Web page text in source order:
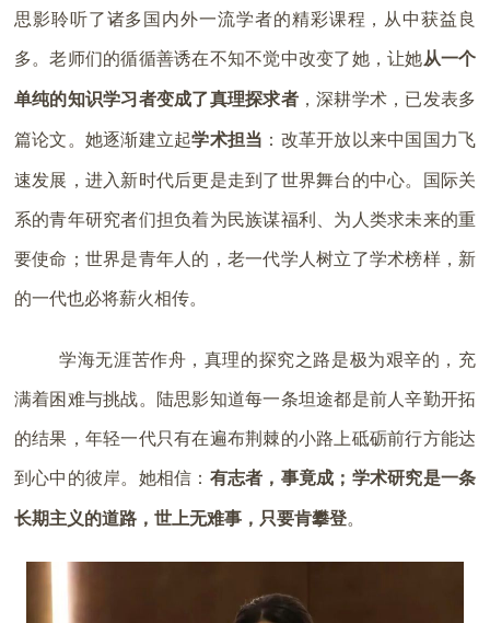
思影聆听了诸多国内外一流学者的精彩课程，从中获益良
多。老师们的循循善诱在不知不觉中改变了她，让她从一个
单纯的知识学习者变成了真理探求者，深耕学术，已发表多
篇论文。她逐渐建立起学术担当 ：改革开放以来中国国力飞
速发展，进入新时代后更是走到了世界舞台的中心。国际关
系的青年研究者们担负着为民族谋福利、为人类求未来的重
要使命；世界是青年人的，老一代学人树立了学术榜样，新
的一代也必将薪火相传。
学海无涯苦作舟，真理的探究之路是极为艰辛的，充
满着困难与挑战。陆思影知道每一条坦途都是前人辛勤开拓
的结果，年轻一代只有在遍布荆棘的小路上砥砺前行方能达
到心中的彼岸。她相信： 有志者，事竟成；学术研究是一条
长期主义的道路，世上无难事，只要肯攀登。